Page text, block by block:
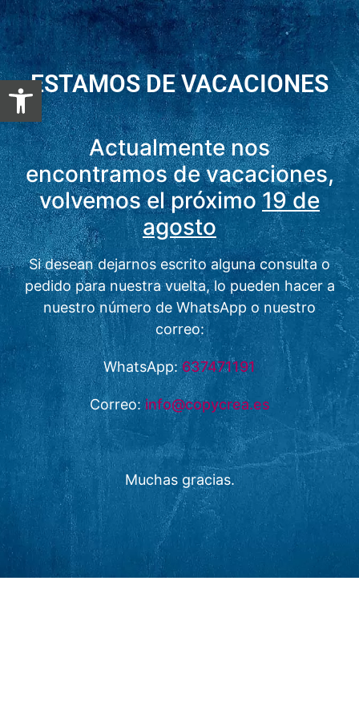
ESTAMOS DE VACACIONES
Actualmente nos
encontramos de vacaciones,
volvemos el próximo19 de
agosto
Si desean dejarnos escrito alguna consulta o
pedido para nuestra vuelta, lo pueden hacer a
nuestro número de WhatsApp o nuestro
correo:
WhatsApp:637471191
Correo:info@copycrea.es
Muchas gracias.
Abrir barra de herramientas